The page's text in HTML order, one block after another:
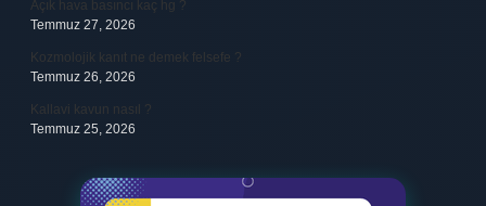
Açık hava basıncı kaç hg ?
Temmuz 27, 2026
Kozmolojik kanıt ne demek felsefe ?
Temmuz 26, 2026
Kallavi kavun nasıl ?
Temmuz 25, 2026